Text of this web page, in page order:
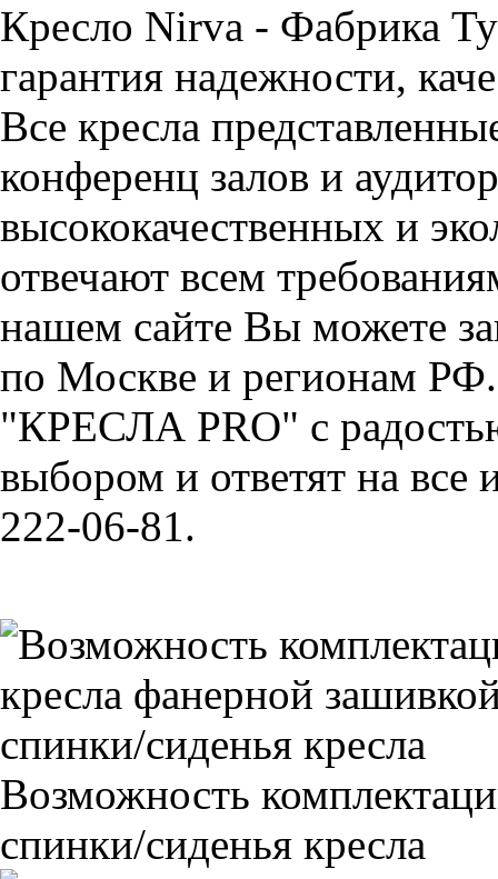
Кресло Nirva - Фабрика
гарантия надежности,
Все кресла
конференц залов и
высококачественных и
отвечают всем
нашем сайте Вы можете
по Москве и регионам
"КРЕСЛА PRO" с
выбором и ответят на
222-06-81.
Возможность
спинки/сиденья кресла